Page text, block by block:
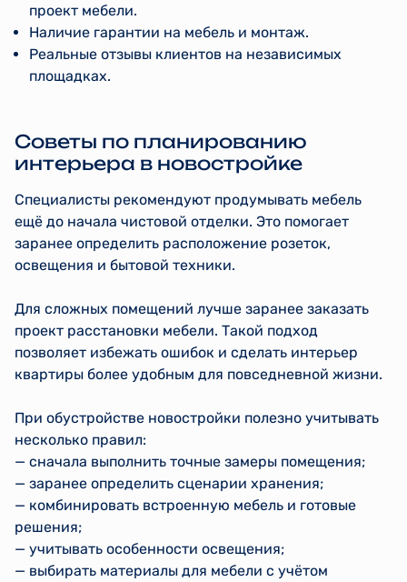
проект мебели.
Наличие гарантии на мебель и монтаж.
Реальные отзывы клиентов на независимых
площадках.
Советы по планированию
интерьера в новостройке
Специалисты рекомендуют продумывать мебель
ещё до начала чистовой отделки. Это помогает
заранее определить расположение розеток,
освещения и бытовой техники.
Для сложных помещений лучше заранее заказать
проект расстановки мебели. Такой подход
позволяет избежать ошибок и сделать интерьер
квартиры более удобным для повседневной жизни.
При обустройстве новостройки полезно учитывать
несколько правил:
— сначала выполнить точные замеры помещения;
— заранее определить сценарии хранения;
— комбинировать встроенную мебель и готовые
решения;
— учитывать особенности освещения;
— выбирать материалы для мебели с учётом